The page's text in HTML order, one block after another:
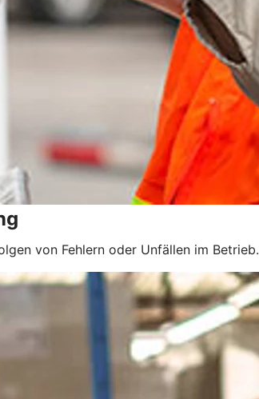
von Fehlern oder Unfällen im Betrieb.